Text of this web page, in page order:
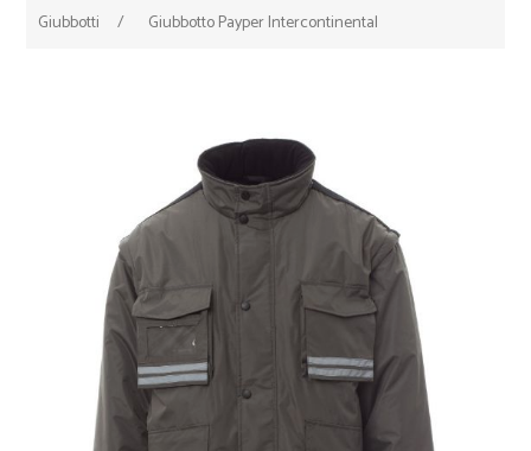
Giubbotti
/ Giubbotto Payper Intercontinental